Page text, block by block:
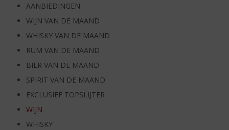
AANBIEDINGEN
WIJN VAN DE MAAND
WHISKY VAN DE MAAND
RUM VAN DE MAAND
BIER VAN DE MAAND
SPIRIT VAN DE MAAND
EXCLUSIEF TOPSLIJTER
WIJN
WHISKY